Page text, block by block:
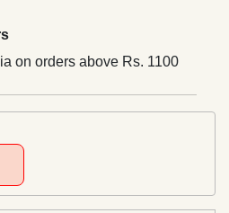
on orders above Rs. 1100